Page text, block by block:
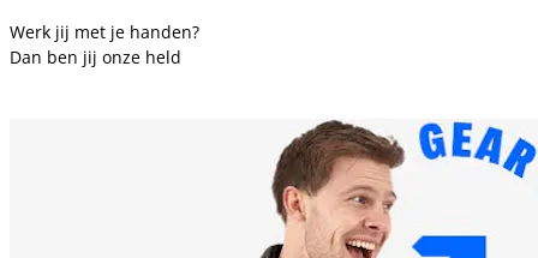
Werk jij met je handen?
Dan ben jij onze held